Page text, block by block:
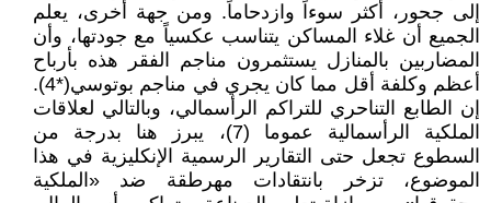
إلى جحور، أكثر سوءاً وازدحاماً. ومن جهة أخرى، يعلم
الجميع أن غلاء المساكن يتناسب عكسياً مع جودتها، وأن
المضاربين بالمنازل يستثمرون مناجم الفقر هذه بأرباح
أعظم وكلفة أقل مما كان يجري في مناجم بوتوسي(*4).
إن الطابع التناحري للتراكم الرأسمالي، وبالتالي لعلاقات
الملكية الرأسمالية عموما (7)، يبرز هنا بدرجة من
السطوع تجعل حتى التقارير الرسمية الإنكليزية في هذا
الموضوع، تزخر بانتقادات مهرطقة ضد «الملكية